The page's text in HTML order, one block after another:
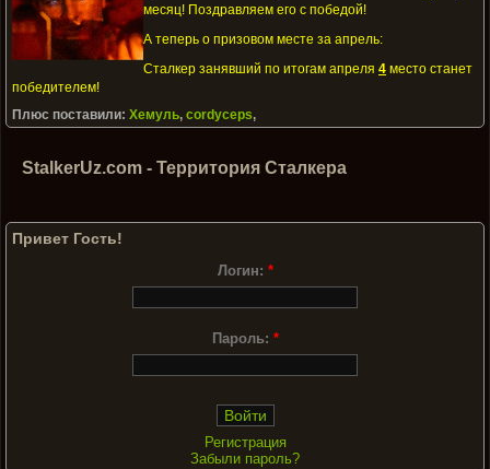
месяц! Поздравляем его с победой!
А теперь о призовом месте за апрель:
Сталкер занявший по итогам апреля 4 место станет
победителем!
Плюс поставили: Хемуль, cordyceps,
StalkerUz.com - Территория Сталкера
Привет Гость!
Логин: *
Пароль: *
Регистрация
Забыли пароль?